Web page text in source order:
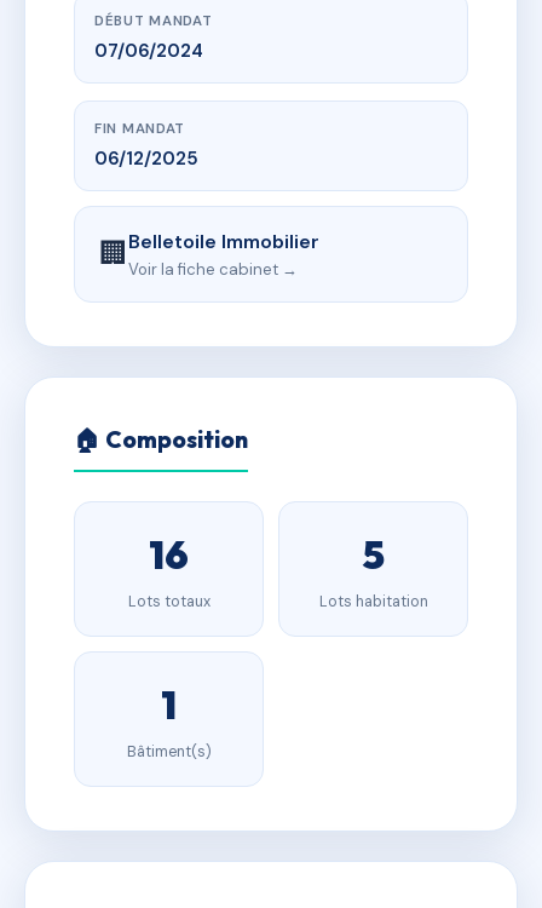
DÉBUT MANDAT
07/06/2024
FIN MANDAT
06/12/2025
🏢Belletoile Immobilier
Voir la fiche cabinet →
🏠 Composition
16
Lots totaux
5
Lots habitation
1
Bâtiment(s)